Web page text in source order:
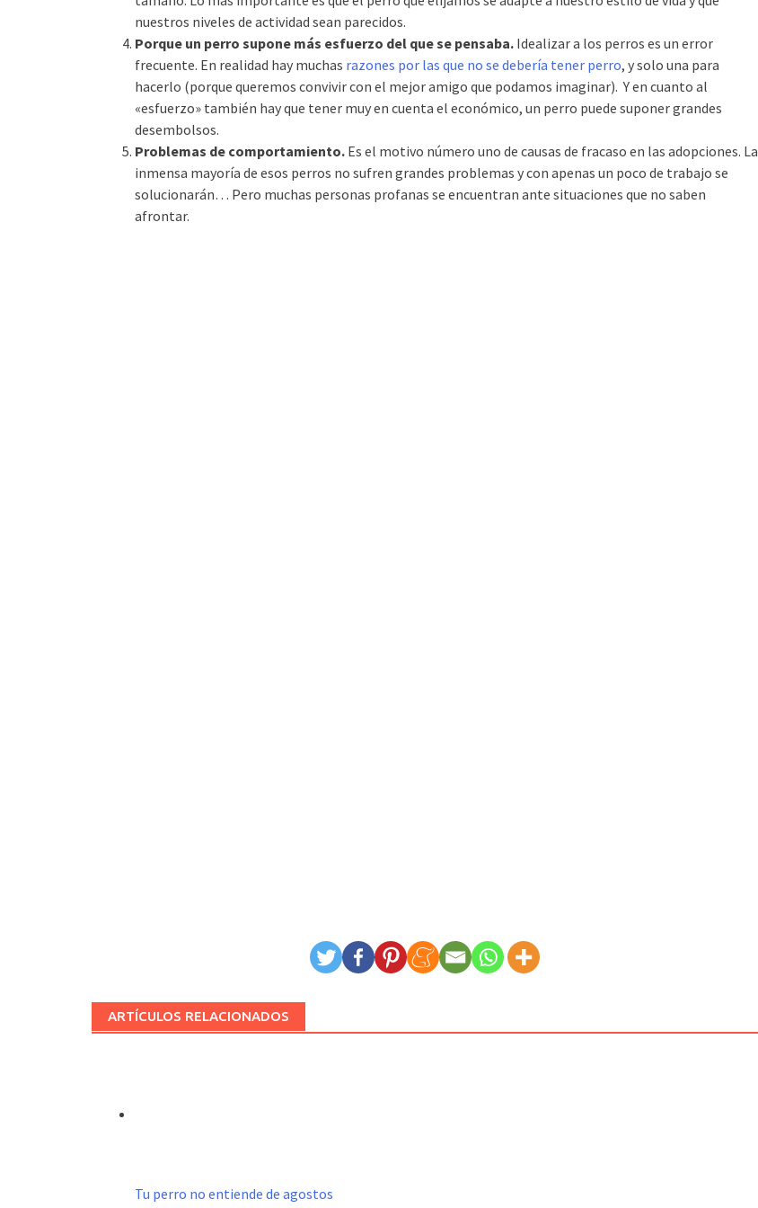
nuestros niveles de actividad sean parecidos.
Porque un perro supone más esfuerzo del que se pensaba. Idealizar a los perros es un error
frecuente. En realidad hay muchas razones por las que no se debería tener perro, y solo una para
hacerlo (porque queremos convivir con el mejor amigo que podamos imaginar). Y en cuanto al
«esfuerzo» también hay que tener muy en cuenta el económico, un perro puede suponer grandes
desembolsos.
Problemas de comportamiento. Es el motivo número uno de causas de fracaso en las adopciones. La
inmensa mayoría de esos perros no sufren grandes problemas y con apenas un poco de trabajo se
solucionarán… Pero muchas personas profanas se encuentran ante situaciones que no saben
afrontar.
ARTÍCULOS RELACIONADOS
Tu perro no entiende de agostos